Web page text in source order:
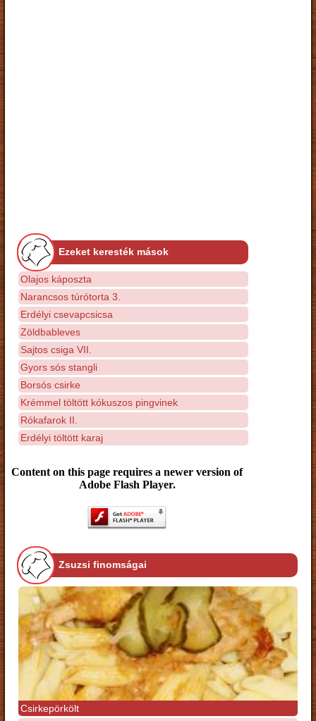
Ezeket keresték mások
Olajos káposzta
Narancsos túrótorta 3.
Erdélyi csevapcsicsa
Zöldbableves
Sajtos csiga VII.
Gyors sós stangli
Borsós csirke
Krémmel töltött kókuszos pingvinek
Rókafarok II.
Erdélyi töltött karaj
Content on this page requires a newer version of
Adobe Flash Player.
Zsuzsi finomságai
Csirkepörkölt